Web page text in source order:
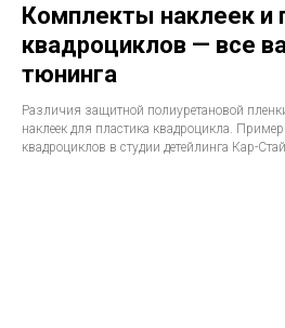
Комплекты наклеек и
квадроциклов — все
тюнинга
Различия защитной полиуретановой
наклеек для пластика квадроцикла.
квадроциклов в студии детейлинга Кар-